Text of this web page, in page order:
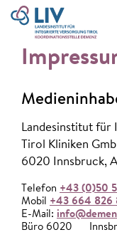
Landesinstitut
Tirol Kliniken
6020 Innsbruck,
Telefon +43 (0)50
Mobil +43 664 826
E-Mail:
Büro 6020